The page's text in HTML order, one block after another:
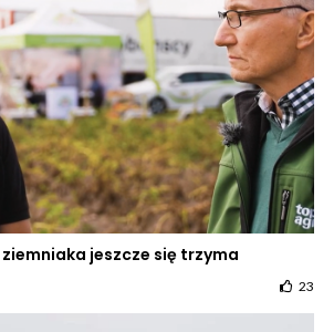
ziemniaka jeszcze się trzyma
23